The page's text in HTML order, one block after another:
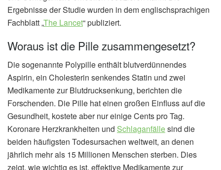
Ergebnisse der Studie wurden in dem englischsprachigen
Fachblatt „The Lancet“ publiziert.
Woraus ist die Pille zusammengesetzt?
Die sogenannte Polypille enthält blutverdünnendes
Aspirin, ein Cholesterin senkendes Statin und zwei
Medikamente zur Blutdrucksenkung, berichten die
Forschenden. Die Pille hat einen großen Einfluss auf die
Gesundheit, kostete aber nur einige Cents pro Tag.
Koronare Herzkrankheiten und Schlaganfällesind die
beiden häufigsten Todesursachen weltweit, an denen
jährlich mehr als 15 Millionen Menschen sterben. Dies
zeigt, wie wichtig es ist, effektive Medikamente zur